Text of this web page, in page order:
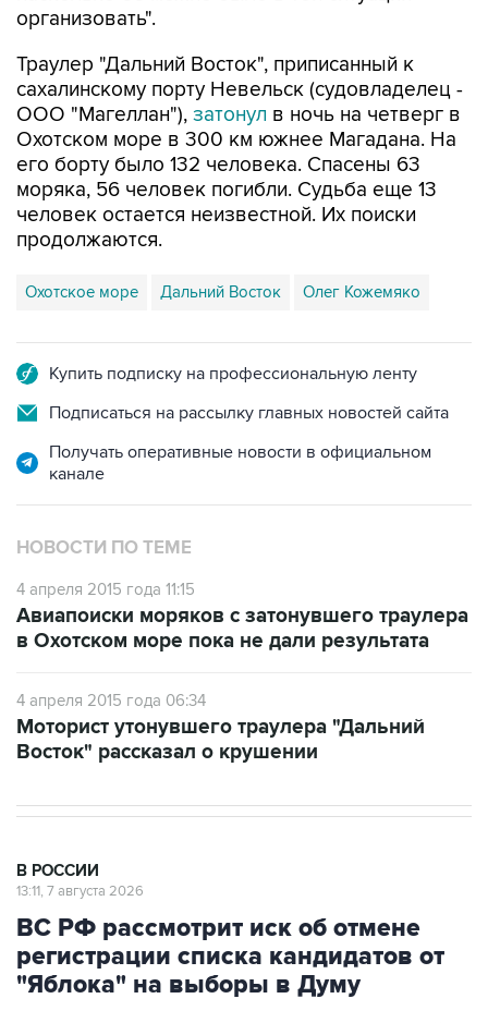
Траулер "Дальний Восток", приписанный к
ООО "Магеллан"),затонулв ночь на четверг в
Охотском море в 300 км южнее Магадана. На
его борту было 132 человека. Спасены 63
моряка, 56 человек погибли. Судьба еще 13
человек остается неизвестной. Их поиски
продолжаются.
Охотское море Дальний Восток
Подписаться на рассылку главных новостей сайта
Получать оперативные новости в официальном
НОВОСТИ ПО ТЕМЕ
4 апреля 2015 года 11:15
в Охотском море пока не дали результата
4 апреля 2015 года 06:34
Восток" рассказал о крушении
ВС РФ рассмотрит иск об отмене
регистрации списка кандидатов от
"Яблока" на выборы в Думу
Москва. 7 августа. INTERFAX.RU - Верховный